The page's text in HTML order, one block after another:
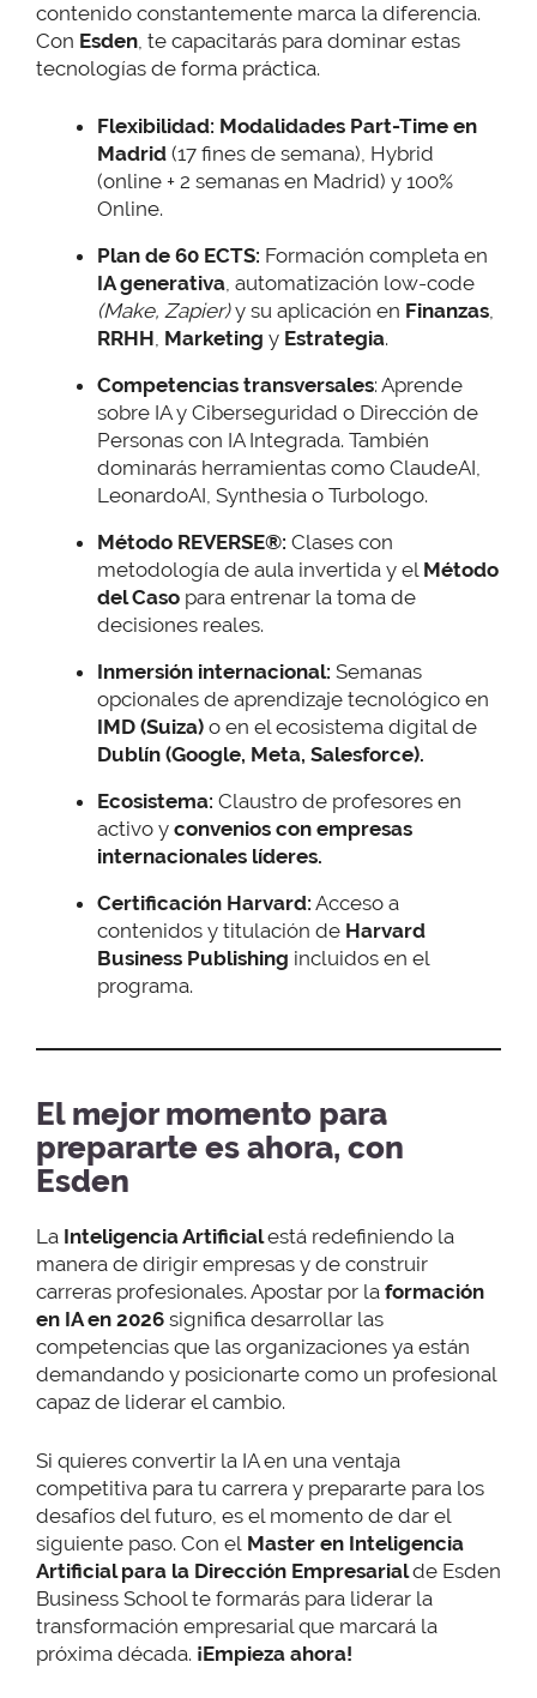
contenido constantemente marca la diferencia.
Con Esden , te capacitarás para dominar estas
tecnologías de forma práctica.
Flexibilidad: Modalidades Part-Time en
Madrid (17 fines de semana), Hybrid
(online + 2 semanas en Madrid) y 100%
Online.
Plan de 60 ECTS: Formación completa en
IA generativa, automatización low-code
(Make, Zapier)y su aplicación en Finanzas,
RRHH, Marketing y Estrategia.
Competencias transversales: Aprende
sobre IA y Ciberseguridad o Dirección de
Personas con IA Integrada. También
dominarás herramientas como ClaudeAI,
LeonardoAI, Synthesia o Turbologo.
Método REVERSE®: Clases con
metodología de aula invertida y el Método
del Caso para entrenar la toma de
decisiones reales.
Inmersión internacional: Semanas
opcionales de aprendizaje tecnológico en
IMD (Suiza) o en el ecosistema digital de
Dublín (Google, Meta, Salesforce).
Ecosistema: Claustro de profesores en
activo y convenios con empresas
internacionales líderes.
Certificación Harvard: Acceso a
contenidos y titulación de Harvard
Business Publishing incluidos en el
programa.
El mejor momento para
prepararte es ahora, con
Esden
La Inteligencia Artificialestá redefiniendo la
manera de dirigir empresas y de construir
carreras profesionales. Apostar por la formación
en IA en 2026 significa desarrollar las
competencias que las organizaciones ya están
demandando y posicionarte como un profesional
capaz de liderar el cambio.
Si quieres convertir la IA en una ventaja
competitiva para tu carrera y prepararte para los
desafíos del futuro, es el momento de dar el
siguiente paso. Con el Master en Inteligencia
Artificial para la Dirección Empresarialde Esden
Business School te formarás para liderar la
transformación empresarial que marcará la
próxima década. ¡Empieza ahora!